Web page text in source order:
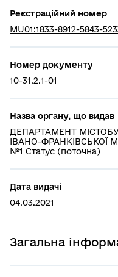
Реєстраційний номер
MU01:1833-8912-5843-
Номер документу
10-31.2.1-01
Назва органу, що видав
ДЕПАРТАМЕНТ
ІВАНО-ФРАНКІВСЬКОЇ
№1 Статус (поточна)
Дата видачі
04.03.2021
Загальна